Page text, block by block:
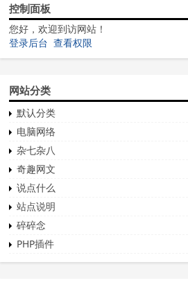
控制面板
您好，欢迎到访网站！
登录后台 查看权限
网站分类
默认分类
电脑网络
杂七杂八
奇趣网文
说点什么
站点说明
碎碎念
PHP插件